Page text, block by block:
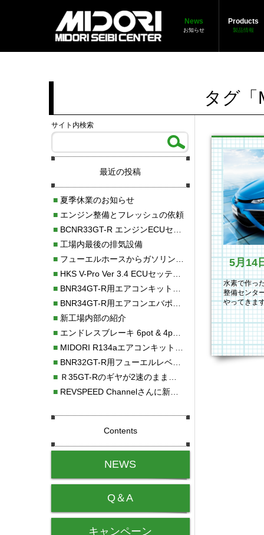
News
お知らせ
Products
製品情報
タグ「
水素で作っ
整備センタ
やってきま
サイト内検索
最近の投稿
■夏季休業のお知らせ
■エンジン整備とフレッシュの依頼
■BCNR33GT-R エンジンECUセッティング調整
■工場内最後の排気設備
■フューエルホースからガソリン漏れ
■HKS V-Pro Ver 3.4 ECUセッティング
■BNR34GT-R用エアコンキット新発売！！
■BNR34GT-R用エアコンエバポレーターを新発売！！
■新工場内部の紹介
■エンドレスブレーキ 6pot & 4potオーバーホール
■MIDORI R134aエアコンキットタイプⅡ取り付け
■BNR32GT-R用フューエルレベルセンサー新発売！！
■Ｒ35GT-Rのギヤが2速のまま変速しない！！
■REVSPEED Channelさんに新社屋を紹介していただきました!!
Contents
NEWS
Q＆A
キャンペーン